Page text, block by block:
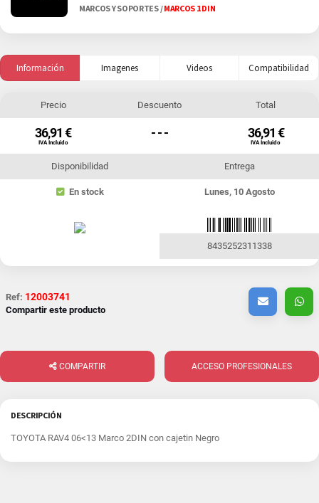
MARCOS Y SOPORTES/MARCOS 1 DIN
Información Imagenes Videos Compatibilidad
Precio
36,91 €
IVA Incluido
Descuento
- - -
Total
36,91 €
IVA Incluido
Disponibilidad
En stock
Entrega
Lunes, 10 Agosto
8435252311338
Ref: 12003741
Compartir este producto
COMPARTIR ACCESO PROFESIONALES
DESCRIPCIÓN
TOYOTA RAV4 06<13 Marco 2DIN con cajetin Negro